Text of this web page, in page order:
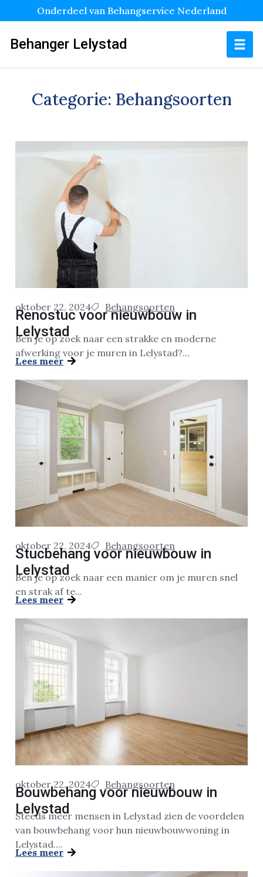
Onderdeel van Behangservice Nederland
Behanger Lelystad
Categorie: Behangsoorten
oktober 22, 2024 Behangsoorten
Renostuc voor nieuwbouw in
Lelystad
Ben je op zoek naar een strakke en moderne
afwerking voor je muren in Lelystad?...
Lees meer
oktober 22, 2024 Behangsoorten
Stucbehang voor nieuwbouw in
Lelystad
Ben je op zoek naar een manier om je muren snel
en strak af te...
Lees meer
oktober 22, 2024 Behangsoorten
Bouwbehang voor nieuwbouw in
Lelystad
Steeds meer mensen in Lelystad zien de voordelen
van bouwbehang voor hun nieuwbouwwoning in
Lelystad....
Lees meer